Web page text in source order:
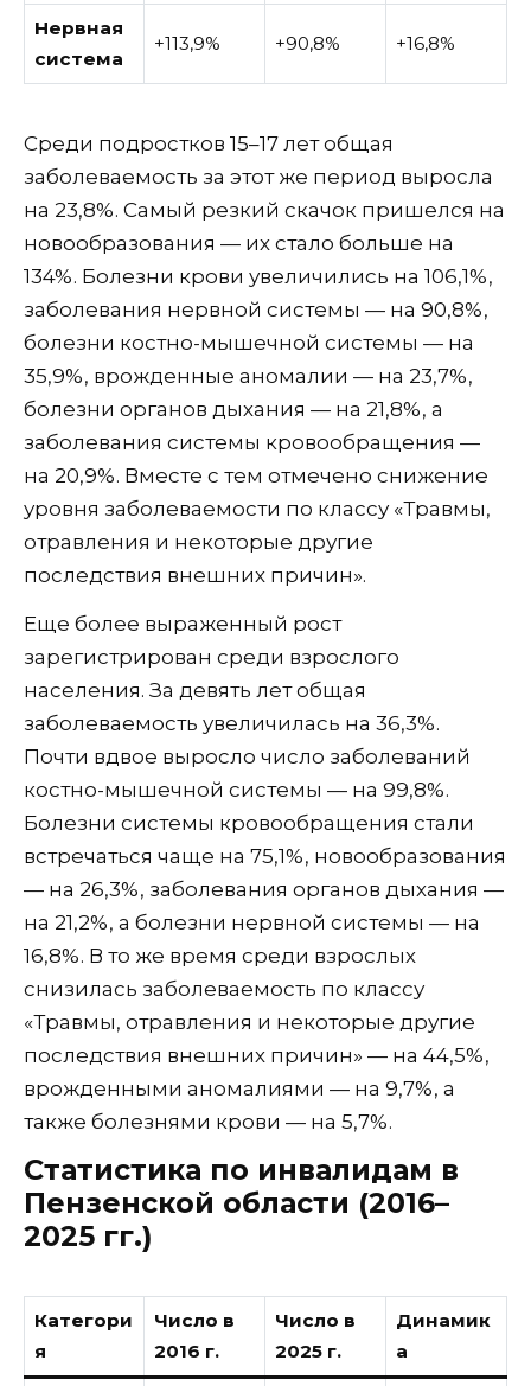
Нервная
система
+113,9% +90,8% +16,8%
Среди подростков 15–17 лет общая
заболеваемость за этот же период выросла
на 23,8%. Самый резкий скачок пришелся на
новообразования — их стало больше на
134%. Болезни крови увеличились на 106,1%,
заболевания нервной системы — на 90,8%,
болезни костно-мышечной системы — на
35,9%, врожденные аномалии — на 23,7%,
болезни органов дыхания — на 21,8%, а
заболевания системы кровообращения —
на 20,9%. Вместе с тем отмечено снижение
уровня заболеваемости по классу «Травмы,
отравления и некоторые другие
последствия внешних причин».
Еще более выраженный рост
зарегистрирован среди взрослого
населения. За девять лет общая
заболеваемость увеличилась на 36,3%.
Почти вдвое выросло число заболеваний
костно-мышечной системы — на 99,8%.
Болезни системы кровообращения стали
встречаться чаще на 75,1%, новообразования
— на 26,3%, заболевания органов дыхания —
на 21,2%, а болезни нервной системы — на
16,8%. В то же время среди взрослых
снизилась заболеваемость по классу
«Травмы, отравления и некоторые другие
последствия внешних причин» — на 44,5%,
врожденными аномалиями — на 9,7%, а
также болезнями крови — на 5,7%.
Статистика по инвалидам в
Пензенской области (2016–
2025 гг.)
Категори
я
Число в
2016 г.
Число в
2025 г.
Динамик
а